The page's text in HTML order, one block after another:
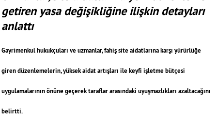
getiren yasa değişikliğine ilişkin detayları
anlattı
Gayrimenkul hukukçuları ve uzmanlar, fahiş site aidatlarına karşı yürürlüğe
giren düzenlemelerin, yüksek aidat artışları ile keyfi işletme bütçesi
uygulamalarının önüne geçerek taraflar arasındaki uyuşmazlıkları azaltacağını
belirtti.